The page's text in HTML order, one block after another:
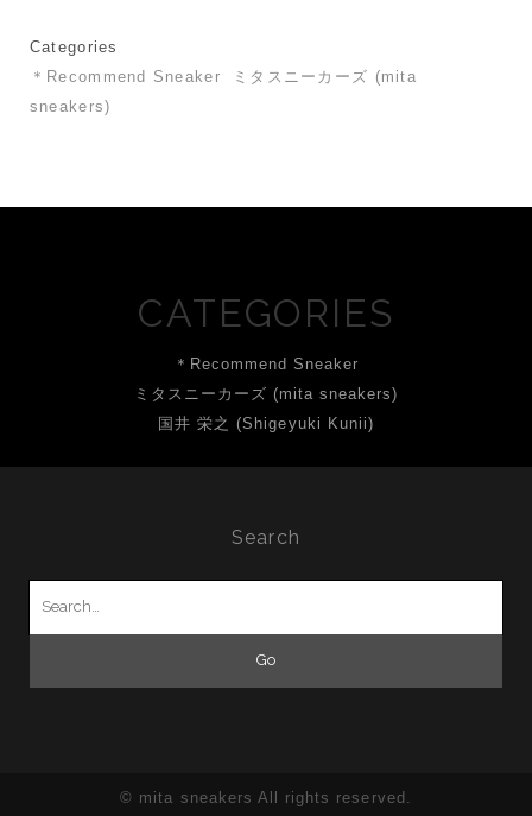
Categories
＊Recommend Sneaker
ミタスニーカーズ (mita
sneakers)
CATEGORIES
＊Recommend Sneaker
ミタスニーカーズ (mita sneakers)
国井 栄之 (Shigeyuki Kunii)
Search
© mita sneakers All rights reserved.